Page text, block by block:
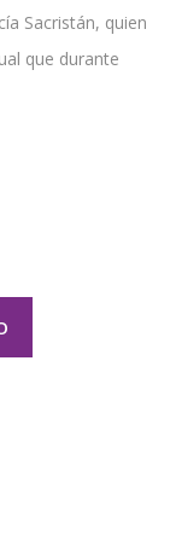
Sacristán, quien
que durante